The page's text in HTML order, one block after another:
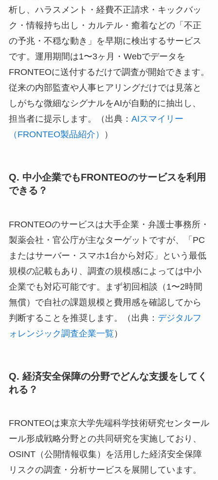
析し、ハラスメント・経費不正請求・キックバッ
ク・情報持ち出し・カルテル・癒着などの「不正
の予兆・不穏な動き」を早期に検出するサービス
です。運用期間は1〜3ヶ月・Webでデータを
FRONTEOに送付するだけで調査が開始できます。
従来の内部監査や人事ヒアリングだけでは見落と
しがちな微細なシグナルをAIが自動的に抽出し、
担当者に提示します。（出典： AIスマイリー
（FRONTEO製品紹介）
）
Q. 中小企業でもFRONTEOのサービスを利用
できる？
FRONTEOのサービスは大手企業・弁護士事務所・
製薬会社・官公庁が主なターゲットですが、「PC
またはサーバー・スマホ1台から対応」という最低
規模の記載もあり、調査の規模感によっては中小
企業でも対応可能です。まず初回相談（1〜2時間
無償）で自社の課題規模と費用感を確認してから
判断することを推奨します。（出典： デジタルフ
ォレンジック調査企業一覧 ）
Q. 経済安全保障の分野でどんな支援をしてく
れる？
FRONTEOは東京大学先端科学技術研究センタール
ール形成戦略分野との共同研究を実施しており、
OSINT（公開情報収集）を活用した経済安全保障
リスクの調査・分析サービスを展開しています。